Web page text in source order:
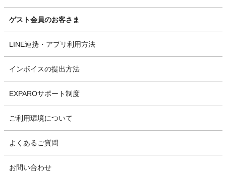
ゲスト会員のお客さま
LINE連携・アプリ利用方法
インボイスの提出方法
EXPAROサポート制度
ご利用環境について
よくあるご質問
お問い合わせ